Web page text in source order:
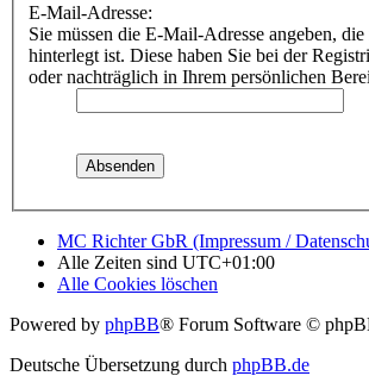
E-Mail-Adresse:
Sie müssen die E-Mail-Adresse angeben,
hinterlegt ist. Diese haben Sie bei der
oder nachträglich in Ihrem persönlichen
MC Richter GbR (Impressum /
Alle Zeiten sind UTC+01:00
Alle Cookies löschen
Powered by phpBB® Forum Software ©
Deutsche Übersetzung durch phpBB.de